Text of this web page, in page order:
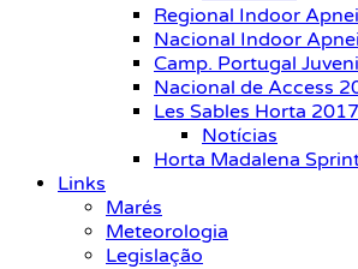
Regional Indoor
Nacional Indoor
Camp. Portugal
Nacional de Access
Les Sables Horta 2017
Notícias
Horta Madalena
Links
Marés
Meteorologia
Legislação